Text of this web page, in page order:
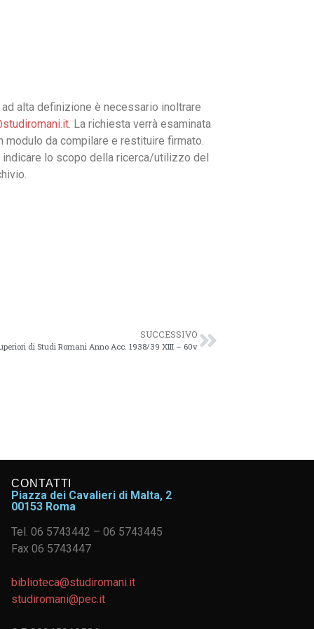
alta definizione è necessario inoltrare
. La richiesta verrà esaminata
modulo da compilare e restituire firmato.
lo scopo della ricerca/utilizzo del
SUCCESSIVO
di Studi Romani Anno Acc. 1938/39 XIII – 60v
CONTATTI
Piazza dei Cavalieri di Malta, 2
00153 Roma
Tel. 06 5743442 – 06 5743445
Fax 06 5743447
biblioteca@studiromani.it
studiromani@pec.it